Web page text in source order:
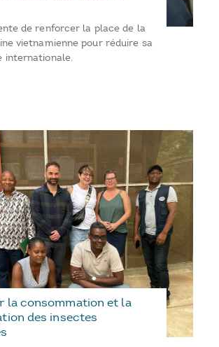
de renforcer la place de la
vietnamienne pour réduire sa
internationale.
la consommation et la
des insectes